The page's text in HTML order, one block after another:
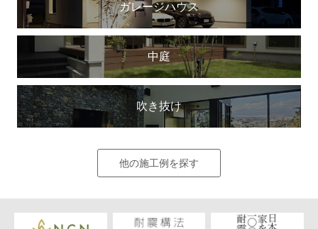
ガレージハウス
中庭
吹き抜け
他の施工例を探す